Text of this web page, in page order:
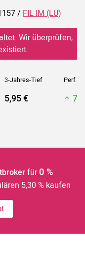
/ FIL IM (LU)
Wir überprüfen,
3-Jahres-Tief Perf. 5J
5,95 €
für 0 %
5,30 % kaufen